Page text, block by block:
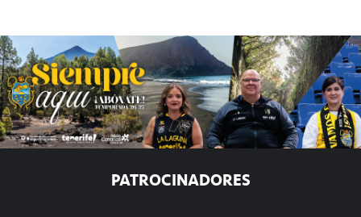
PATROCINADORES